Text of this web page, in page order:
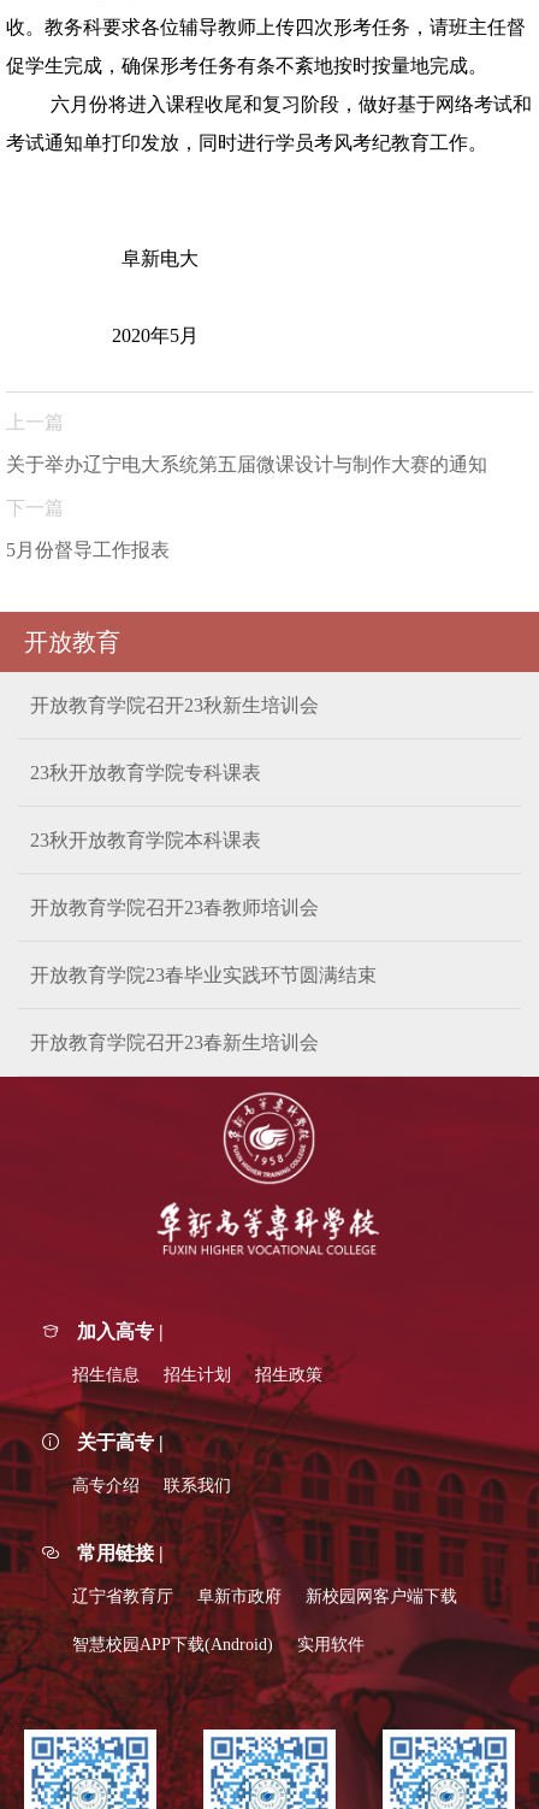
收。教务科要求各位辅导教师上传四次形考任务，请班主任督
促学生完成，确保形考任务有条不紊地按时按量地完成。
六月份将进入课程收尾和复习阶段，做好基于网络考试和
考试通知单打印发放，同时进行学员考风考纪教育工作。
阜新电大
2020年5月
上一篇
关于举办辽宁电大系统第五届微课设计与制作大赛的通知
下一篇
5月份督导工作报表
开放教育
开放教育学院召开23秋新生培训会
23秋开放教育学院专科课表
23秋开放教育学院本科课表
开放教育学院召开23春教师培训会
开放教育学院23春毕业实践环节圆满结束
开放教育学院召开23春新生培训会
加入高专 |
招生信息 招生计划 招生政策
关于高专 |
高专介绍 联系我们
常用链接 |
辽宁省教育厅 阜新市政府 新校园网客户端下载
智慧校园APP下载(Android) 实用软件